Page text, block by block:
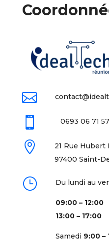

 0693 06 71 57

21 Rue Hubert
97400 Saint-
} Du lundi au
09:00 – 12:00
13:00 – 17:00
Samedi 9:00 –